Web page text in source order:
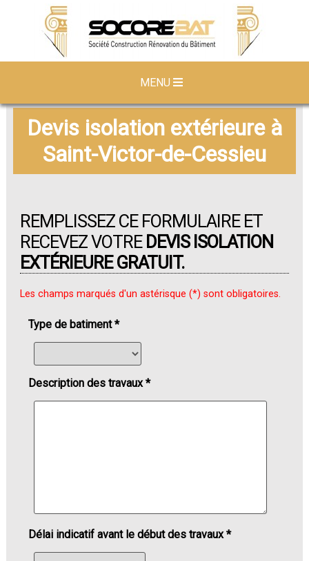
MENU
Devis isolation extérieure à
Saint-Victor-de-Cessieu
REMPLISSEZ CE FORMULAIRE ET
RECEVEZ VOTRE DEVIS ISOLATION
EXTÉRIEURE GRATUIT.
Les champs marqués d'un astérisque (*) sont obligatoires.
Type de batiment *
Description des travaux *
Délai indicatif avant le début des travaux *